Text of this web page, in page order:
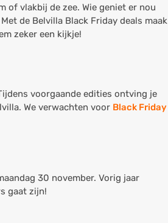
of vlakbij de zee. Wie geniet er nou
de Belvilla Black Friday deals maak
zeker een kijkje!
voorgaande edities ontving je
We verwachten voor Black Friday
30 november. Vorig jaar
gaat zijn!